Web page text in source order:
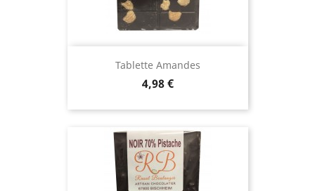
Tablette Amandes
Prix
4,98 €